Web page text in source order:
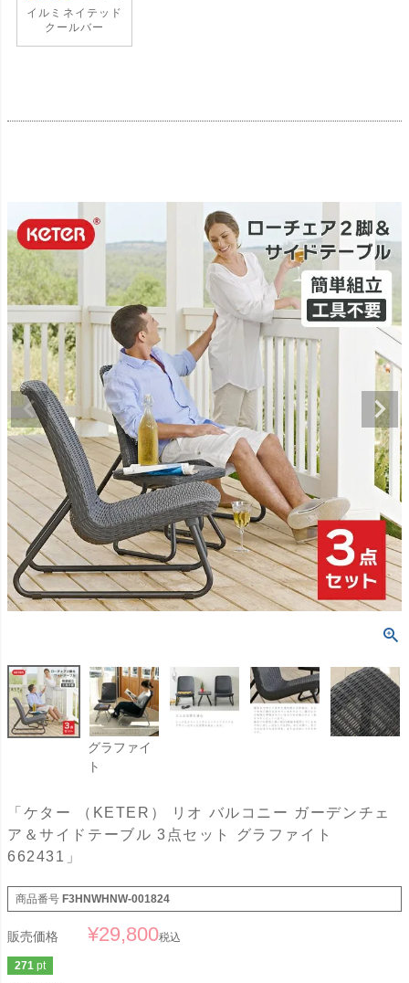
イルミネイテッド
クールバー
グラファイ
ト
「ケター （KETER） リオ バルコニー ガーデンチェ
ア＆サイドテーブル 3点セット グラファイト
662431」
商品番号 F3HNWHNW-001824
販売価格 ¥29,800税込
271 pt